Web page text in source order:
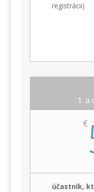
registrácii)
1. a
€
účastník,